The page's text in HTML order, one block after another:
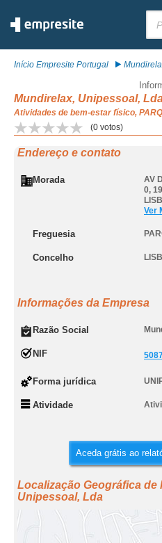
Início Empresite Portugal
Mundirelax, Unipessoal,
Atividades de bem-estar físico,
(0 votos)
Endereço e contato
Morada
AV
0,
Ver
Freguesia
Concelho
Informações da Empresa
Razão Social
NIF
Forma jurídica
Atividade
Aceda grátis ao
Localização Geográfica de
Unipessoal, Lda